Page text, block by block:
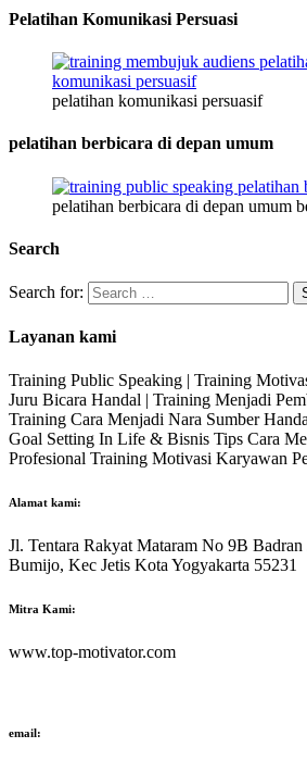
Pelatihan Komunikasi Persuasi
pelatihan komunikasi persuasif
pelatihan berbicara di depan umum
pelatihan berbicara di depan umum
Search
Search for:
Layanan kami
Training Public Speaking | Training
Juru Bicara Handal | Training Menjadi
Training Cara Menjadi Nara Sumber
Goal Setting In Life & Bisnis Tips Cara
Profesional Training Motivasi Karyawan
Alamat kami:
Jl. Tentara Rakyat Mataram No 9B
Bumijo, Kec Jetis Kota Yogyakarta 55231
Mitra Kami:
www.top-motivator.com
email: